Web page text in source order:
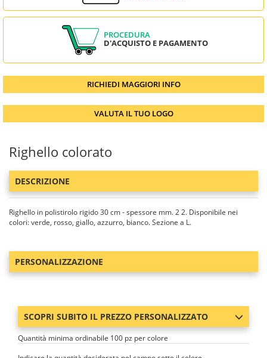
PROCEDURA
D'ACQUISTO E PAGAMENTO
RICHIEDI MAGGIORI INFO
VALUTA IL TUO LOGO
Righello colorato
DESCRIZIONE
Righello in polistirolo rigido 30 cm - spessore mm. 2 2. Disponibile nei
colori: verde, rosso, giallo, azzurro, bianco. Sezione a L.
PERSONALIZZAZIONE
SCOPRI SUBITO IL PREZZO PERSONALIZZATO
Quantità minima ordinabile 100 pz per colore